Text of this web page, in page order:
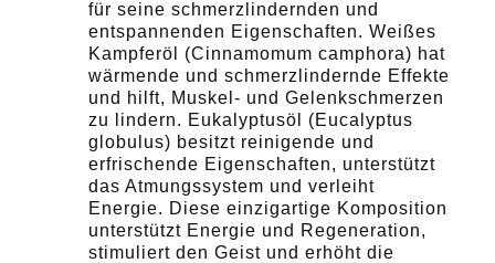
für seine schmerzlindernden und
entspannenden Eigenschaften. Weißes
Kampferöl (Cinnamomum camphora) hat
wärmende und schmerzlindernde Effekte
und hilft, Muskel- und Gelenkschmerzen
zu lindern. Eukalyptusöl (Eucalyptus
globulus) besitzt reinigende und
erfrischende Eigenschaften, unterstützt
das Atmungssystem und verleiht
Energie. Diese einzigartige Komposition
unterstützt Energie und Regeneration,
stimuliert den Geist und erhöht die